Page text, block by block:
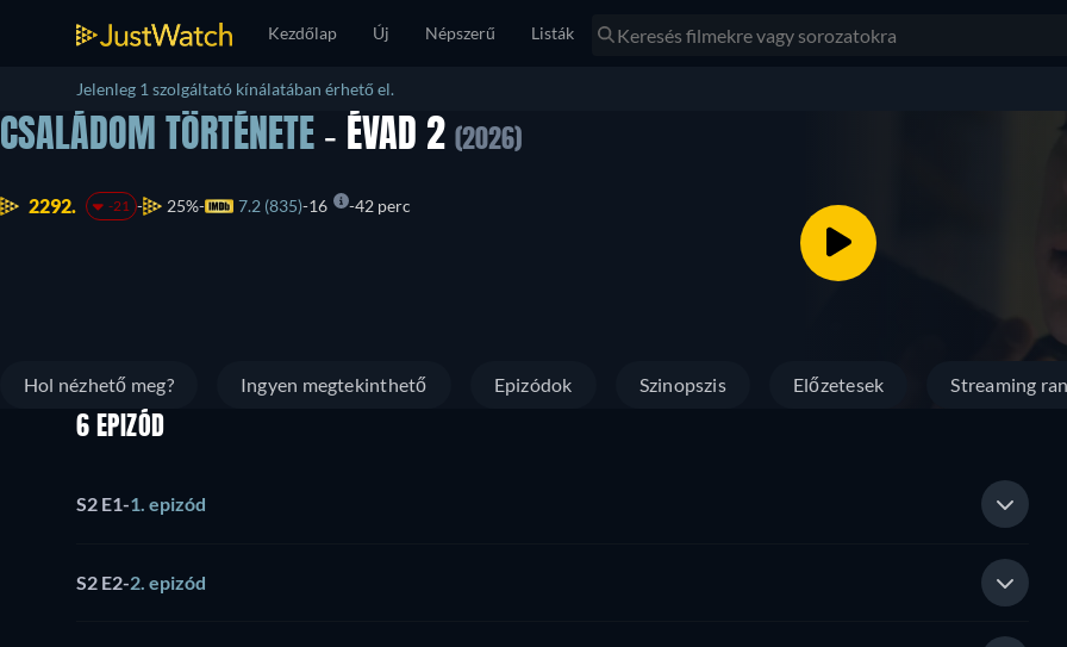
Kezdőlap Új Népszerű Listák
Jelenleg 1 szolgáltató kínálatában érhető el.
CSALÁDOM TÖRTÉNETE - ÉVAD 2 (2026)
2292. -21 25% 7.2 (835) 16 42 perc
Hol nézhető meg? Ingyen megtekinthető Epizódok Szinopszis Előzetesek Streaming
6 EPIZÓD
S2 E1-1. epizód
S2 E2-2. epizód